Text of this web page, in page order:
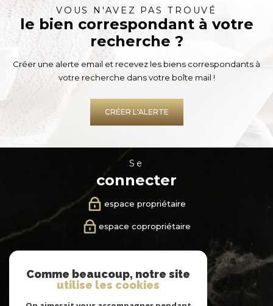
VOUS N'AVEZ PAS TROUVÉ
le bien correspondant à votre
recherche ?
Créer une alerte email et recevez les biens correspondants à
votre recherche dans votre boîte mail !
CRÉER L'ALERTE
se
connecter
espace propriétaire
espace copropriétaire
suivre
Comme beaucoup, notre site
utilise les cookies